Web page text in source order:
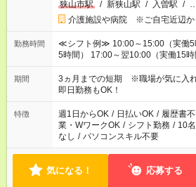
狭山市駅
/ 新狭山駅 / 入曽駅 /
介護施設や病院 ※ご自宅近辺か
勤務時間
≪シフト例≫ 10:00～15:00（実働5
5時間） 17:00～翌10:00（実働15時間）など ご希
働く時間は調整できます！ お気軽
期間
3ヵ月までの短期 ※職場が気に入
即日勤務もOK！
特徴 週1日からOK / 日払いOK / 履歴書
業・WワークOK / シフト勤務 / 10
なし / パソコンスキル不要
気になる！ 応募する